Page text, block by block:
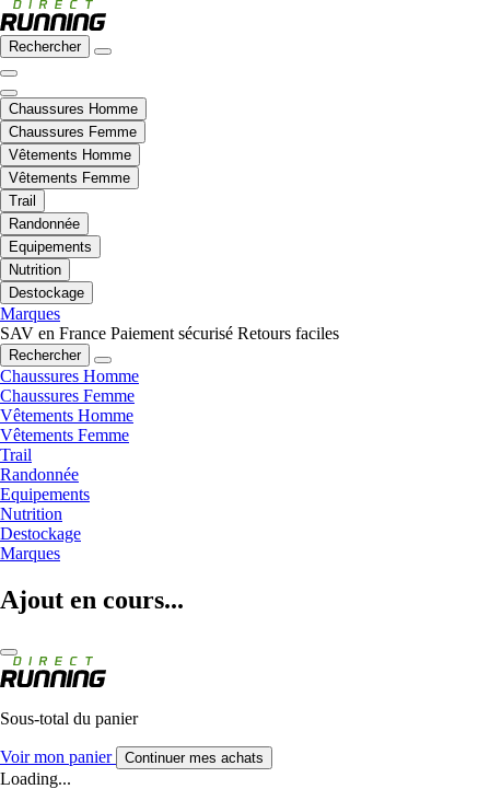
Rechercher
Chaussures Homme
Chaussures Femme
Vêtements Homme
Vêtements Femme
Trail
Randonnée
Equipements
Nutrition
Destockage
Marques
SAV en France Paiement sécurisé Retours faciles
Rechercher
Chaussures Homme
Chaussures Femme
Vêtements Homme
Vêtements Femme
Trail
Randonnée
Equipements
Nutrition
Destockage
Marques
Ajout en cours...
Sous-total du panier
Voir mon panier Continuer mes achats
Loading...